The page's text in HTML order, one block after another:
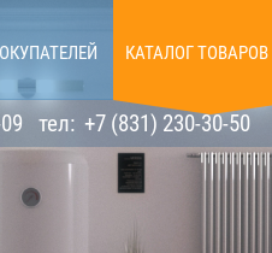
КАТАЛОГ ТОВАРОВ
тел: +7 (831) 230-30-50